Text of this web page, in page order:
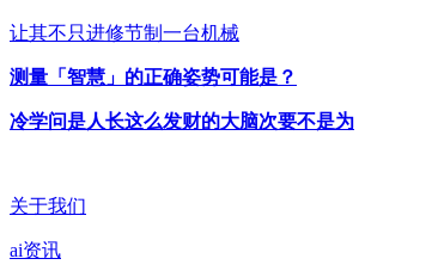
让其不只进修节制一台机械
测量「智慧」的正确姿势可能是？
冷学问是人长这么发财的大脑次要不是为
关于我们
ai资讯